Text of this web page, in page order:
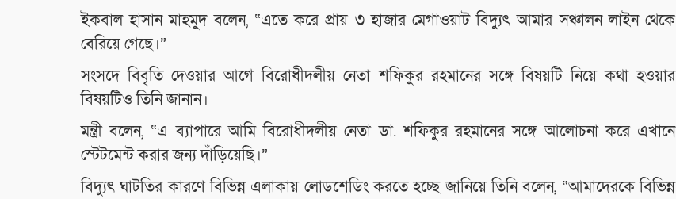
ইকবাল হাসান মাহমুদ বলেন, “এতে করে প্রায় ৩ হাজার মেগাওয়াট বিদ্যুৎ আমার সঞ্চালন লাইন থেকে
বেরিয়ে গেছে।”
সংসদে বিবৃতি দেওয়ার আগে বিরোধীদলীয় নেতা শফিকুর রহমানের সঙ্গে বিষয়টি নিয়ে কথা হওয়ার
বিষয়টিও তিনি জানান।
মন্ত্রী বলেন, “এ ব্যাপারে আমি বিরোধীদলীয় নেতা ডা. শফিকুর রহমানের সঙ্গে আলোচনা করে এখানে
স্টেটমেন্ট করার জন্য দাঁড়িয়েছি।”
বিদ্যুৎ ঘাটতির কারণে বিভিন্ন এলাকায় লোডশেডিং করতে হচ্ছে জানিয়ে তিনি বলেন, “আমাদেরকে বিভিন্ন